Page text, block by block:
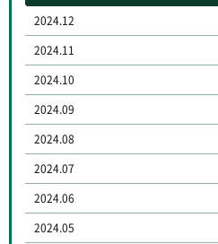
2024.12
2024.11
2024.10
2024.09
2024.08
2024.07
2024.06
2024.05